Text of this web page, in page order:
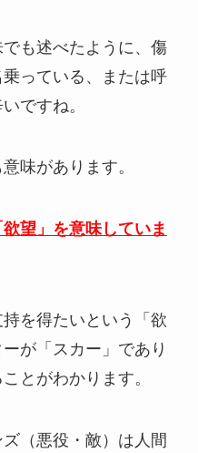
も述べたように、傷
っている、または呼
ですね。
味があります。
望」を意味していま
を得たいという「欲
が「スカー」であり
とがわかります。
（悪役・敵）は人間